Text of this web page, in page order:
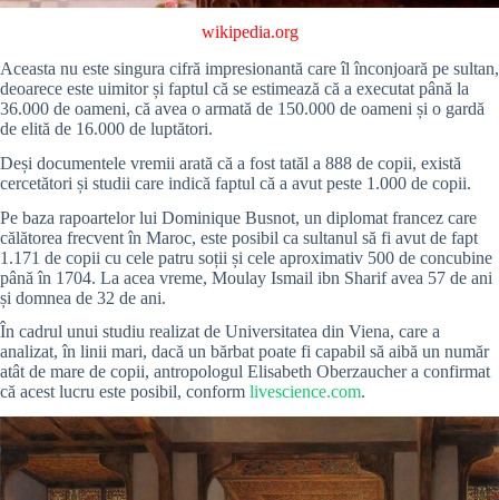
wikipedia.org
Aceasta nu este singura cifră impresionantă care îl înconjoară pe sultan,
deoarece este uimitor și faptul că se estimează că a executat până la
36.000 de oameni, că avea o armată de 150.000 de oameni și o gardă
de elită de 16.000 de luptători.
Deși documentele vremii arată că a fost tatăl a 888 de copii, există
cercetători și studii care indică faptul că a avut peste 1.000 de copii.
Pe baza rapoartelor lui Dominique Busnot, un diplomat francez care
călătorea frecvent în Maroc, este posibil ca sultanul să fi avut de fapt
1.171 de copii cu cele patru soții și cele aproximativ 500 de concubine
până în 1704. La acea vreme, Moulay Ismail ibn Sharif avea 57 de ani
și domnea de 32 de ani.
În cadrul unui studiu realizat de Universitatea din Viena, care a
analizat, în linii mari, dacă un bărbat poate fi capabil să aibă un număr
atât de mare de copii, antropologul Elisabeth Oberzaucher a confirmat
că acest lucru este posibil, conform livescience.com.